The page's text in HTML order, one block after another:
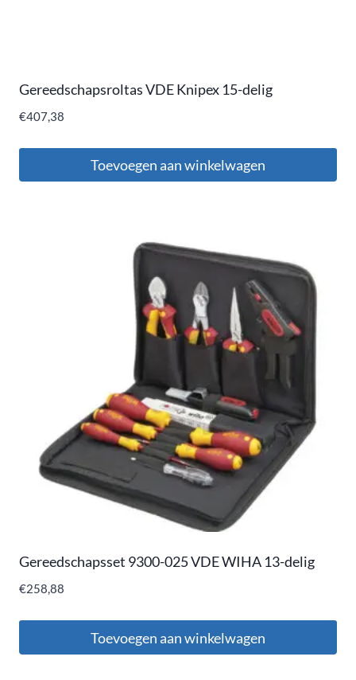
Gereedschapsroltas VDE Knipex 15-delig
€407,38
Toevoegen aan winkelwagen
Gereedschapsset 9300-025 VDE WIHA 13-delig
€258,88
Toevoegen aan winkelwagen